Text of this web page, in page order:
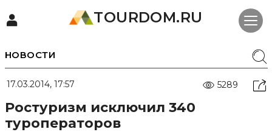
TOURDOM.RU
НОВОСТИ
17.03.2014, 17:57 5289
Ростуризм исключил 340
туроператоров